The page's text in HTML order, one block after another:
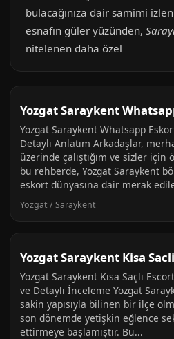
bulacağınıza dair samimi
esnafın güler yüzünden,
nitelenen daha özel
Yozgat Saraykent
Yozgat Saraykent Whatsapp
Detaylı Anlatım Arkadaşlar,
üzerinde çalıştığım ve sizler için
bu rehberde, Yozgat Saraykent
eskort dünyasına dair merak
Yozgat / Saraykent
Yozgat Saraykent Kisa
Yozgat Saraykent Kısa Saçlı
ve Detaylı İnceleme Yozgat
sakin yapısıyla bilinen bir ilçe
son dönemde yetişkin eğlence
ettirmeye başlamıştır. Bu...